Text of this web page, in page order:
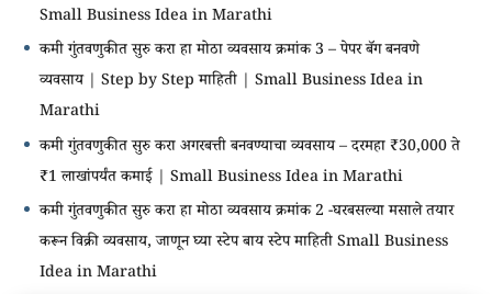
Small Business Idea in Marathi
कमी गुंतवणुकीत सुरु करा हा मोठा व्यवसाय क्रमांक 3 – पेपर बॅग बनवणे
व्यवसाय | Step by Step माहिती | Small Business Idea in
Marathi
कमी गुंतवणुकीत सुरु करा अगरबत्ती बनवण्याचा व्यवसाय – दरमहा ₹30,000 ते
₹1 लाखांपर्यंत कमाई | Small Business Idea in Marathi
कमी गुंतवणुकीत सुरु करा हा मोठा व्यवसाय क्रमांक 2 -घरबसल्या मसाले तयार
करून विक्री व्यवसाय, जाणून घ्या स्टेप बाय स्टेप माहिती Small Business
Idea in Marathi